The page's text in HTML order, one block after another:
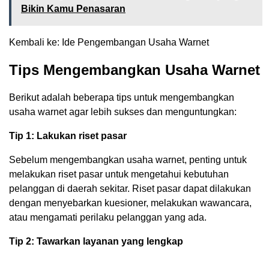
Bikin Kamu Penasaran
Kembali ke: Ide Pengembangan Usaha Warnet
Tips Mengembangkan Usaha Warnet
Berikut adalah beberapa tips untuk mengembangkan
usaha warnet agar lebih sukses dan menguntungkan:
Tip 1: Lakukan riset pasar
Sebelum mengembangkan usaha warnet, penting untuk
melakukan riset pasar untuk mengetahui kebutuhan
pelanggan di daerah sekitar. Riset pasar dapat dilakukan
dengan menyebarkan kuesioner, melakukan wawancara,
atau mengamati perilaku pelanggan yang ada.
Tip 2: Tawarkan layanan yang lengkap